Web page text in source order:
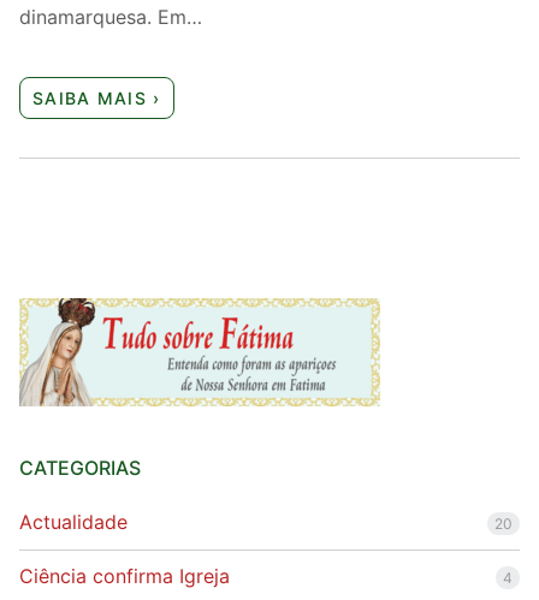
dinamarquesa. Em…
SAIBA MAIS ›
CATEGORIAS
Actualidade 20
Ciência confirma Igreja 4